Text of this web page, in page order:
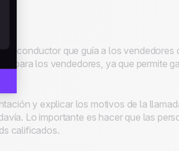
conductor que guía a los vendedores
para los vendedores, ya que permite
y explicar los motivos de la
Lo importante es hacer que las
calificados.